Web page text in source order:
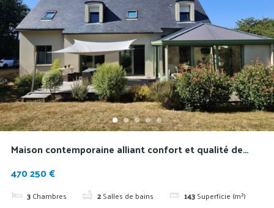
Maison contemporaine alliant confort et qualité de
470 250 €
3Chambres 2Salles de bains 143Superficie (m²)